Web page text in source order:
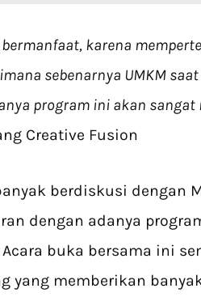
karena
sebenarnya UMKM
program ini akan sangat
Creative Fusion
berdiskusi dengan
dengan adanya
buka bersama ini
yang memberikan